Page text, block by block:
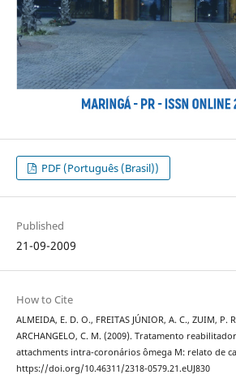
PDF (Português (Brasil))
Published
21-09-2009
How to Cite
ALMEIDA, E. D. O., FREITAS JÚNIOR, A. C., ZUIM, P.
ARCHANGELO, C. M. (2009). Tratamento
attachments intra-coronários ômega M: relato de
https://doi.org/10.46311/2318-0579.21.eUJ830